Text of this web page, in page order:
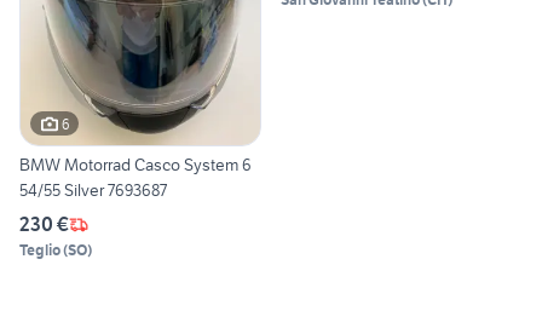
6
BMW Motorrad Casco System 6
54/55 Silver 7693687
230 €
Teglio(SO)